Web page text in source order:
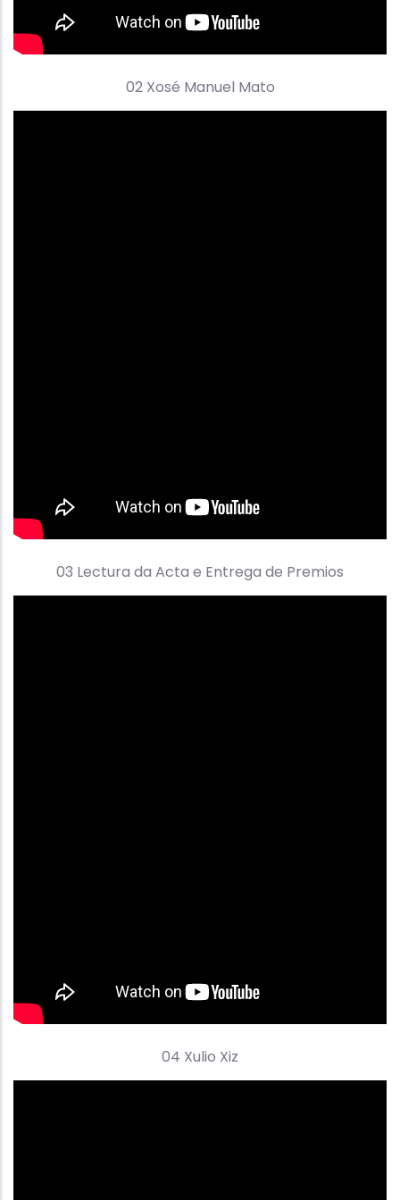
02 Xosé Manuel Mato
03 Lectura da Acta e Entrega de Premios
04 Xulio Xiz